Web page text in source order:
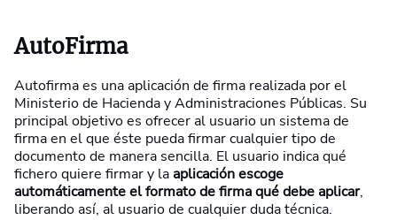
AutoFirma
Autofirma es una aplicación de firma realizada por el
Ministerio de Hacienda y Administraciones Públicas. Su
principal objetivo es ofrecer al usuario un sistema de
firma en el que éste pueda firmar cualquier tipo de
documento de manera sencilla. El usuario indica qué
fichero quiere firmar y la aplicación escoge
automáticamente el formato de firma qué debe aplicar,
liberando así, al usuario de cualquier duda técnica.